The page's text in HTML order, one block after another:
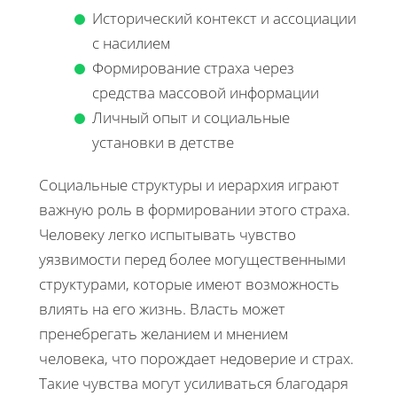
Исторический контекст и ассоциации
с насилием
Формирование страха через
средства массовой информации
Личный опыт и социальные
установки в детстве
Социальные структуры и иерархия играют
важную роль в формировании этого страха.
Человеку легко испытывать чувство
уязвимости перед более могущественными
структурами, которые имеют возможность
влиять на его жизнь. Власть может
пренебрегать желанием и мнением
человека, что порождает недоверие и страх.
Такие чувства могут усиливаться благодаря